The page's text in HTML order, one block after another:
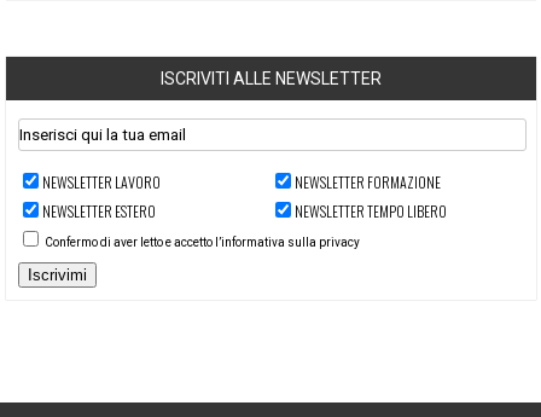
ISCRIVITI ALLE NEWSLETTER
NEWSLETTER LAVORO
NEWSLETTER FORMAZIONE
NEWSLETTER ESTERO
NEWSLETTER TEMPO LIBERO
Confermo di aver letto e accetto l’informativa sulla privacy
Iscrivimi